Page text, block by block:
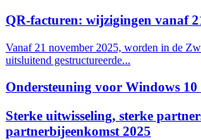
QR-facturen: wijzigingen vanaf
Vanaf 21 november 2025, worden in de
uitsluitend gestructureerde...
Ondersteuning voor Windows 10
Sterke uitwisseling, sterke
partnerbijeenkomst 2025